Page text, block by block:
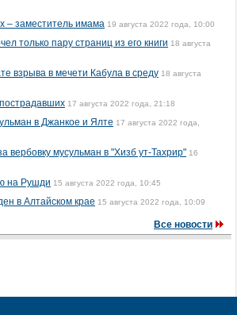
– заместитель имама 19 августа 2022 года, 10:00
только пару страниц из его книги 18 августа
взрыва в мечети Кабула в среду 18 августа
17 августа 2022 года, 21:18
в Джанкое и Ялте 17 августа 2022 года,
вербовку мусульман в "Хизб ут-Тахрир" 16
на Рушди 15 августа 2022 года, 10:45
в Алтайском крае 15 августа 2022 года, 10:09
Все новости